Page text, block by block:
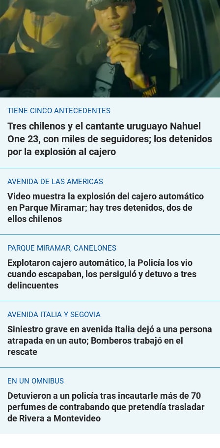
TIENE CINCO ANTECEDENTES
Tres chilenos y el cantante uruguayo Nahuel
One 23, con miles de seguidores; los detenidos
por la explosión al cajero
AVENIDA DE LAS AMÉRICAS
Video muestra la explosión del cajero automático
en Parque Miramar; hay tres detenidos, dos de
ellos chilenos
PARQUE MIRAMAR, CANELONES
Explotaron cajero automático, la Policía los vio
cuando escapaban, los persiguió y detuvo a tres
delincuentes
AVENIDA ITALIA Y SEGOVIA
Siniestro grave en avenida Italia dejó a una persona
atrapada en un auto; Bomberos trabajó en el
rescate
EN UN ÓMNIBUS
Detuvieron a un policía tras incautarle más de 70
perfumes de contrabando que pretendía trasladar
de Rivera a Montevideo